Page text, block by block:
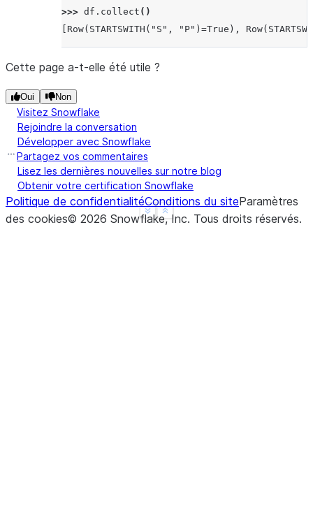
>>> df . collect ()
[Row(STARTSWITH("S", "P")=True),
Show less
See more
Cette page a-t-elle été utile ?
Oui Non
Visitez Snowflake
Rejoindre la conversation
Développer avec Snowflake
Partagez vos commentaires
Lisez les dernières nouvelles sur notre blog
Obtenir votre certification Snowflake
Politique de confidentialitéConditions du siteParamètres
des cookies© 2026 Snowflake, Inc. Tous droits réservés.